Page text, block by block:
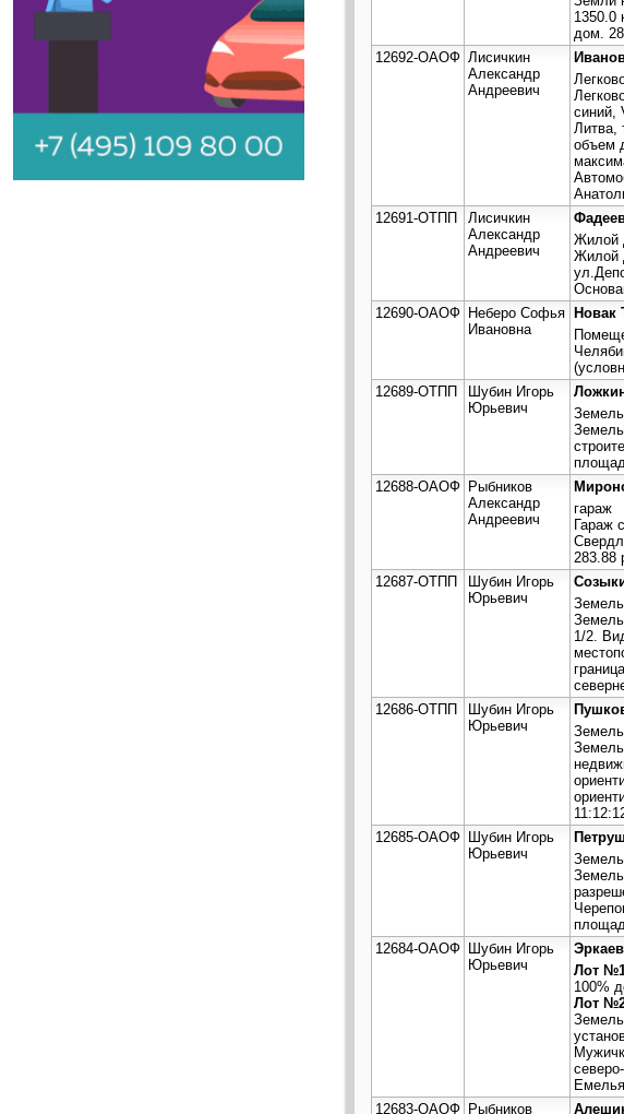
1350.0
дом. 28.
12692-ОАОФ Лисичкин
Александр
Андреевич
синий,
Литва,
объем
12691-ОТПП
Лисичкин
Александр
Андреевич
Жилой
Жилой
12690-ОАОФ Неберо Софья
Ивановна
Новак
12689-ОТПП
Шубин Игорь
Юрьевич
12688-ОАОФ Рыбников
Александр
Андреевич
гараж
Гараж
283.88
12687-ОТПП
Шубин Игорь
Юрьевич
1/2.
12686-ОТПП
Шубин Игорь
Юрьевич
12685-ОАОФ Шубин Игорь
Юрьевич
12684-ОАОФ Шубин Игорь
Юрьевич
Лот
100%
Лот
12683-ОАОФ Рыбников